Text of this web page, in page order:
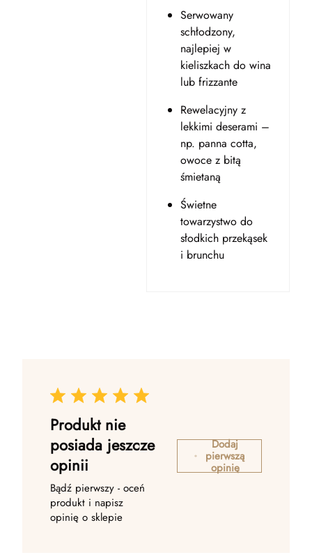
Serwowany
schłodzony,
najlepiej w
kieliszkach do wina
lub frizzante
Rewelacyjny z
lekkimi deserami –
np. panna cotta,
owoce z bitą
śmietaną
Świetne
towarzystwo do
słodkich przekąsek
i brunchu
Produkt nie
posiada jeszcze
opinii
Bądź pierwszy - oceń
produkt i napisz
opinię o sklepie
Dodaj
pierwszą
opinię